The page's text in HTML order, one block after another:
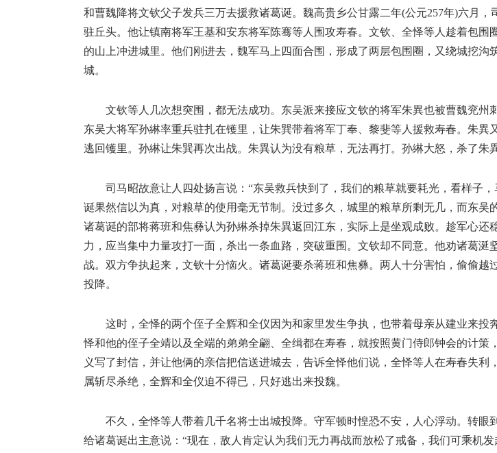
和曹魏降将文钦父子发兵三万去援救诸葛诞。魏高贵乡公甘露二年(公元257年)六月，
驻丘头。他让镇南将军王基和安东将军陈骞等人围攻寿春。文钦、全怿等人趁着包围
的山上冲进城里。他们刚进去，魏军马上四面合围，形成了两层包围圈，又绕城挖沟
城。
文钦等人几次想突围，都无法成功。东吴派来接应文钦的将军朱異也被曹魏兖州
东吴大将军孙綝率重兵驻扎在镬里，让朱巽带着将军丁奉、黎斐等人援救寿春。朱異
逃回镬里。孙綝让朱巽再次出战。朱異认为没有粮草，无法再打。孙綝大怒，杀了朱
司马昭故意让人四处扬言说：“东吴救兵快到了，我们的粮草就要耗光，看样子
诞果然信以为真，对粮草的使用毫无节制。没过多久，城里的粮草所剩无几，而东吴
诸葛诞的部将蒋班和焦彝认为孙綝杀掉朱異返回江东，实际上是坐观成败。趁军心还
力，应当集中力量攻打一面，杀出一条血路，突破重围。文钦却不同意。他劝诸葛涎
战。双方争执起来，文钦十分恼火。诸葛诞要杀蒋班和焦彝。两人十分害怕，偷偷越
投降。
这时，全怿的两个侄子全辉和全仪因为和家里发生争执，也带着母亲从建业来投
怿和他的侄子全靖以及全端的弟弟全翩、全缉都在寿春，就按照黄门侍郎钟会的计策
义写了封信，并让他俩的亲信把信送进城去，告诉全怿他们说，全怿等人在寿春失利
属斩尽杀绝，全辉和全仪迫不得已，只好逃出来投魏。
不久，全怿等人带着几千名将士出城投降。守军顿时惶恐不安，人心浮动。转眼
给诸葛诞出主意说：“现在，敌人肯定认为我们无力再战而放松了戒备，我们可乘机